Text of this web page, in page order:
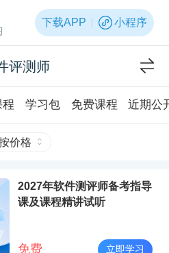
下载APP 小程序
评测师
程 学习包 免费课程 近期公
价格
2027年软件测评师备考指导
课及课程精讲试听
免费 立即学习